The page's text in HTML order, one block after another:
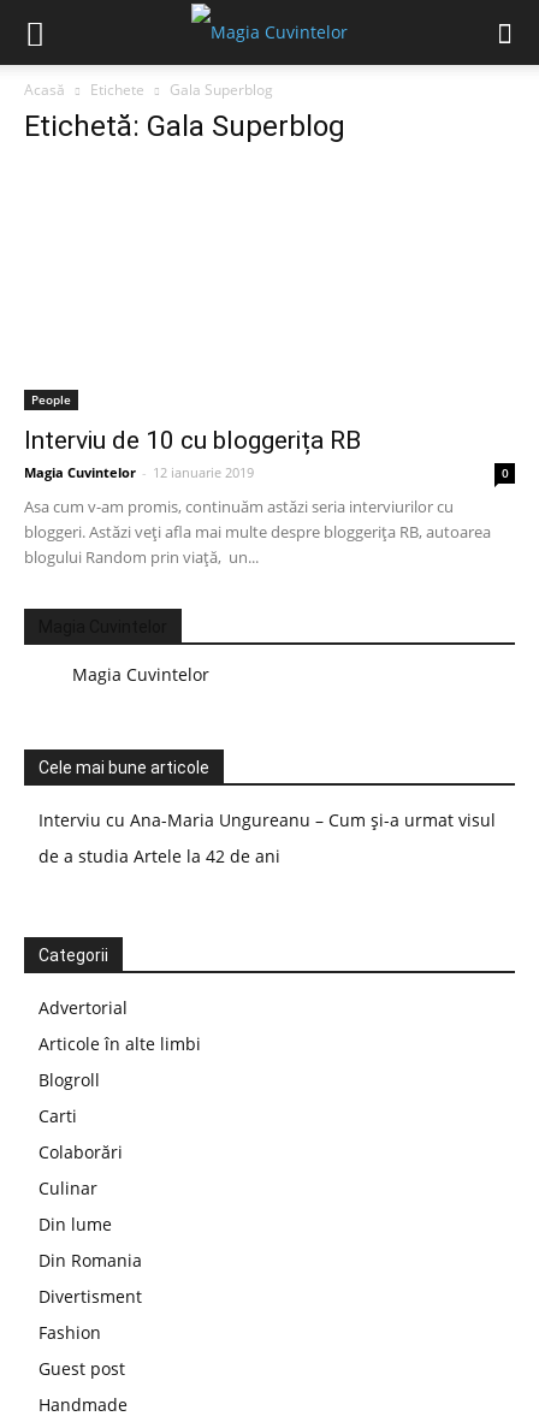
Acasă Etichete Gala Superblog
Etichetă: Gala Superblog
People
Interviu de 10 cu bloggerița RB
Magia Cuvintelor - 12 ianuarie 2019 0
Asa cum v-am promis, continuăm astăzi seria interviurilor cu
bloggeri. Astăzi veți afla mai multe despre bloggerița RB, autoarea
blogului Random prin viață, un...
Magia Cuvintelor
Cele mai bune articole
Interviu cu Ana-Maria Ungureanu – Cum și-a urmat visul
de a studia Artele la 42 de ani
Categorii
Advertorial
Articole în alte limbi
Blogroll
Carti
Colaborări
Culinar
Din lume
Din Romania
Divertisment
Fashion
Guest post
Handmade